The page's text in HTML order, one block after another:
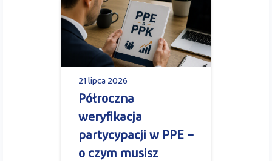
21 lipca 2026
Półroczna
weryfikacja
partycypacji w PPE –
o czym musisz